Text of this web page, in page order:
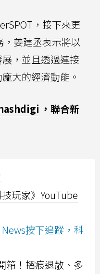
，接下來更
，姜建丞表示將以
，並且透過連接
大的經濟動能。
，聯合新
玩家》YouTube
按下追蹤，科
箱！摺痕退散、多